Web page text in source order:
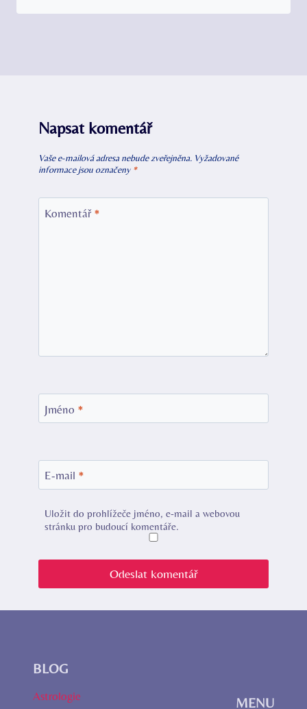
Napsat komentář
Vaše e-mailová adresa nebude zveřejněna. Vyžadované
informace jsou označeny *
Komentář *
Jméno *
E-mail *
Uložit do prohlížeče jméno, e-mail a webovou
stránku pro budoucí komentáře.
BLOG
Astrologie MENU